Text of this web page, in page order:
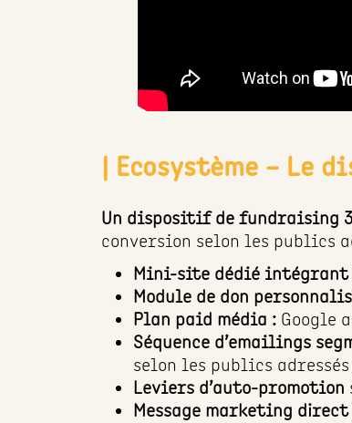
| Ecosystème – Le
Un dispositif de fundraising
conversion selon les publics
Mini-site dédié intégrant
Module de don
Plan paid média : Google
Séquence d’emailings
selon les publics
Leviers d’auto-promotion
Message marketing direct